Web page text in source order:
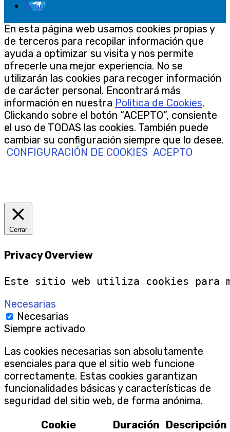
Seguir
En esta página web usamos cookies propias y
de terceros para recopilar información que
ayuda a optimizar su visita y nos permite
ofrecerle una mejor experiencia. No se
utilizarán las cookies para recoger información
de carácter personal. Encontrará más
información en nuestra Política de Cookies.
Clickando sobre el botón “ACEPTO”, consiente
el uso de TODAS las cookies. También puede
cambiar su configuración siempre que lo desee.
CONFIGURACIÓN DE COOKIES ACEPTO
Cerrar
Privacy Overview
Este sitio web utiliza cookies para
Necesarias
Necesarias
Siempre activado
Las cookies necesarias son absolutamente
esenciales para que el sitio web funcione
correctamente. Estas cookies garantizan
funcionalidades básicas y características de
seguridad del sitio web, de forma anónima.
Cookie
Duración Descripción